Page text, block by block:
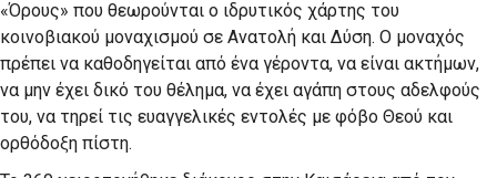
«Όρους» που θεωρούνται ο ιδρυτικός χάρτης του
κοινοβιακού μοναχισμού σε Ανατολή και Δύση. Ο μοναχός
πρέπει να καθοδηγείται από ένα γέροντα, να είναι ακτήμων,
να μην έχει δικό του θέλημα, να έχει αγάπη στους αδελφούς
του, να τηρεί τις ευαγγελικές εντολές με φόβο Θεού και
ορθόδοξη πίστη.